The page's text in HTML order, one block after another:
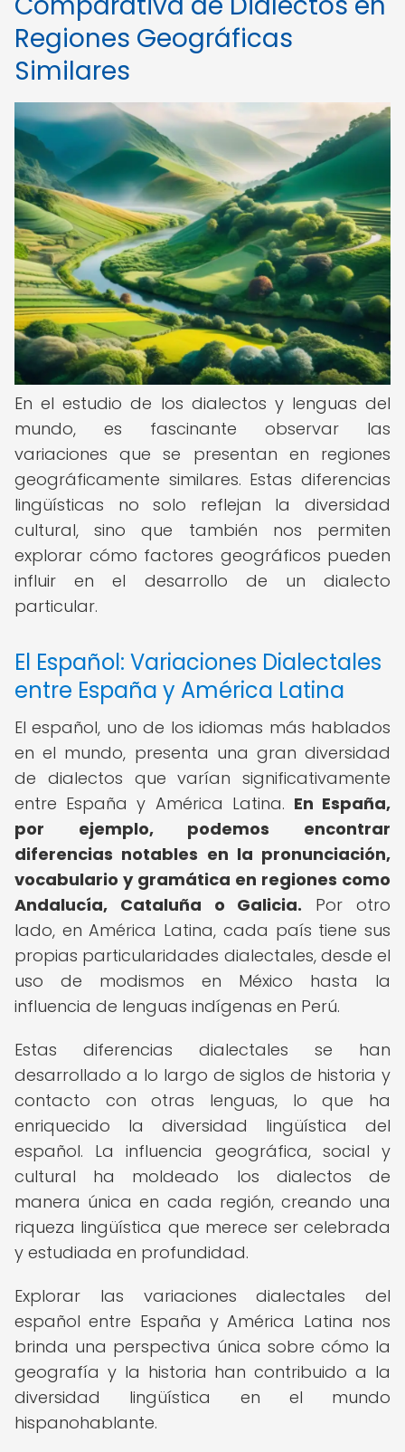
Regiones Geográficas
Similares
En el estudio de los dialectos y lenguas del
mundo, es fascinante observar las
variaciones que se presentan en regiones
geográficamente similares. Estas diferencias
lingüísticas no solo reflejan la diversidad
cultural, sino que también nos permiten
explorar cómo factores geográficos pueden
influir en el desarrollo de un dialecto
particular.
El Español: Variaciones Dialectales
entre España y América Latina
El español, uno de los idiomas más hablados
en el mundo, presenta una gran diversidad
de dialectos que varían significativamente
entre España y América Latina. En España,
por ejemplo, podemos encontrar
diferencias notables en la pronunciación,
vocabulario y gramática en regiones como
Andalucía, Cataluña o Galicia. Por otro
lado, en América Latina, cada país tiene sus
propias particularidades dialectales, desde el
uso de modismos en México hasta la
influencia de lenguas indígenas en Perú.
Estas diferencias dialectales se han
desarrollado a lo largo de siglos de historia y
contacto con otras lenguas, lo que ha
enriquecido la diversidad lingüística del
español. La influencia geográfica, social y
cultural ha moldeado los dialectos de
manera única en cada región, creando una
riqueza lingüística que merece ser celebrada
y estudiada en profundidad.
Explorar las variaciones dialectales del
español entre España y América Latina nos
brinda una perspectiva única sobre cómo la
geografía y la historia han contribuido a la
diversidad lingüística en el mundo
hispanohablante.